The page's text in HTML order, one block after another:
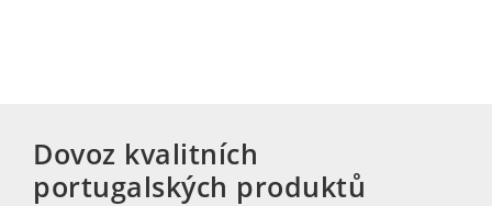
Facebook
Dovoz kvalitních
portugalských produktů